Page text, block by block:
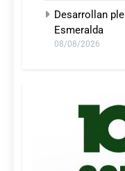
Desarrollan
Esmeralda
08/08/2026